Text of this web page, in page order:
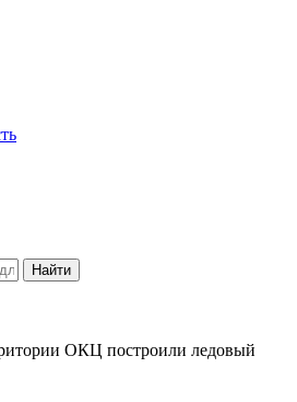
Найти
ОКЦ построили ледовый